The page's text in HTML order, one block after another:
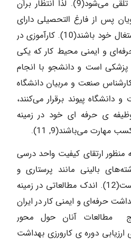
رشته‌های عملی محور تلقی می‌شود(9). لذا انتظار برآن
پس از فارغ التحصیلی دارای
مهارت مناسب برای اشتغال خود باشند(10). کارآموزی در
و ایمنی محیط کار که یکی
پزشکی است و دانشجو با انجام
صنعت و مربیان دانشگاه
دانشگاه پیوند برقرار می‌کنند،
ی حرفه ای خود در زمینه
مهارت می‌باشند(9, 11).
منظور ارتقای کیفیت واحد درسی
بالینی مانند پرستاری و
پزشکی صورت گرفته است(12). اندک مطالعاتی در زمینه
حرفه‌ای و ایمنی کار در ایران
مطالعات آنان حول محور
ارزیابی دوره‌ ی کارورزی بهداشت